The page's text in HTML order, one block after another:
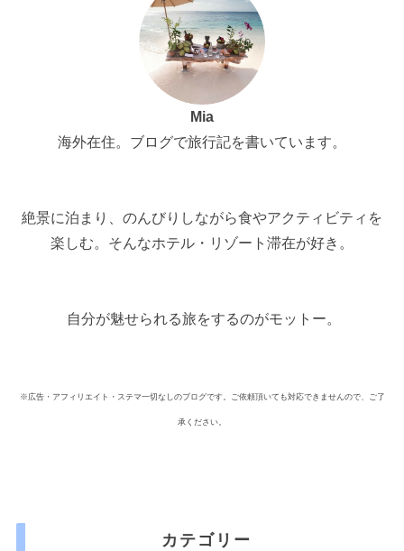
Mia
海外在住。ブログで旅行記を書いています。
絶景に泊まり、のんびりしながら食やアクティビティを
楽しむ。そんなホテル・リゾート滞在が好き。
自分が魅せられる旅をするのがモットー。
※広告・アフィリエイト・ステマ一切なしのブログです。ご依頼頂いても対応できませんので、ご了
承ください。
カテゴリー